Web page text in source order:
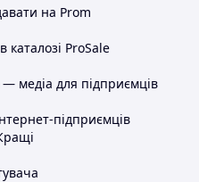
на Prom
каталозі ProSale
медіа для підприємців
підприємців